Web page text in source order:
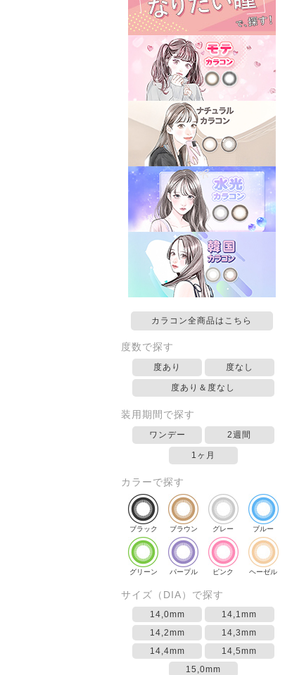
カラコン全商品はこちら
度数で探す
度あり 度なし
度あり＆度なし
装用期間で探す
ワンデー 2週間
1ヶ月
カラーで探す
ブラック ブラウン グレー ブルー
グリーン パープル ピンク ヘーゼル
サイズ（DIA）で探す
14,0mm
14,1mm
14,2mm
14,3mm
14,4mm
14,5mm
15,0mm